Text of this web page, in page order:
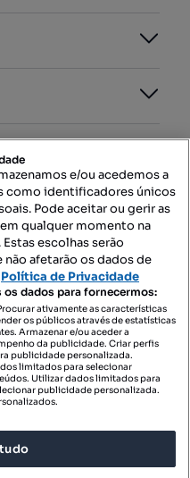
NA:
e/ou acedemos a
como identificadores únicos
Pode aceitar ou gerir as
qualquer momento na
escolhas serão
não afetarão os dados de
Política de Privacidade
dados para fornecermos:
ativamente as características
os públicos através de estatísticas
Armazenar e/ou aceder a
da publicidade. Criar perfis
publicidade personalizada.
limitados para selecionar
Utilizar dados limitados para
publicidade personalizada.